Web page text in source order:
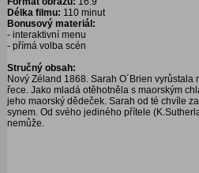
Délka filmu: 110 minut
Bonusový materiál:
- interaktivní menu
- přímá volba scén
Stručný obsah:
Nový Zéland 1868. Sarah O´Brien
řece. Jako mladá otěhotněla s maorským
jeho maorský dědeček. Sarah od té chvíle
synem. Od svého jediného přítele
nemůže.